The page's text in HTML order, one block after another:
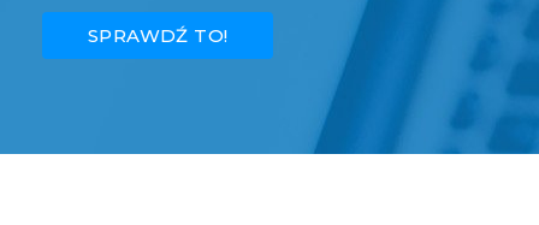
SPRAWDŹ TO!